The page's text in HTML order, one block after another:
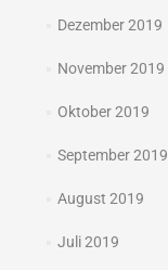
Dezember 2019
November 2019
Oktober 2019
September 2019
August 2019
Juli 2019